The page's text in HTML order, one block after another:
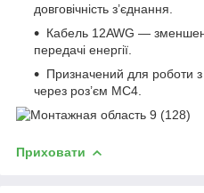
довговічність з’єднання.
Кабель 12AWG —
передачі енергії.
Призначений для роботи
через роз’єм MC4.
Приховати